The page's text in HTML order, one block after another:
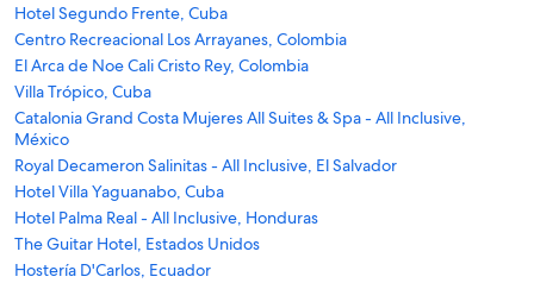
Hotel Segundo Frente, Cuba
Centro Recreacional Los Arrayanes, Colombia
El Arca de Noe Cali Cristo Rey, Colombia
Villa Trópico, Cuba
Catalonia Grand Costa Mujeres All Suites & Spa - All Inclusive,
México
Royal Decameron Salinitas - All Inclusive, El Salvador
Hotel Villa Yaguanabo, Cuba
Hotel Palma Real - All Inclusive, Honduras
The Guitar Hotel, Estados Unidos
Hostería D'Carlos, Ecuador